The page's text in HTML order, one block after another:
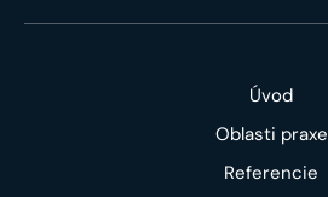
Úvod
Oblasti praxe
Referencie